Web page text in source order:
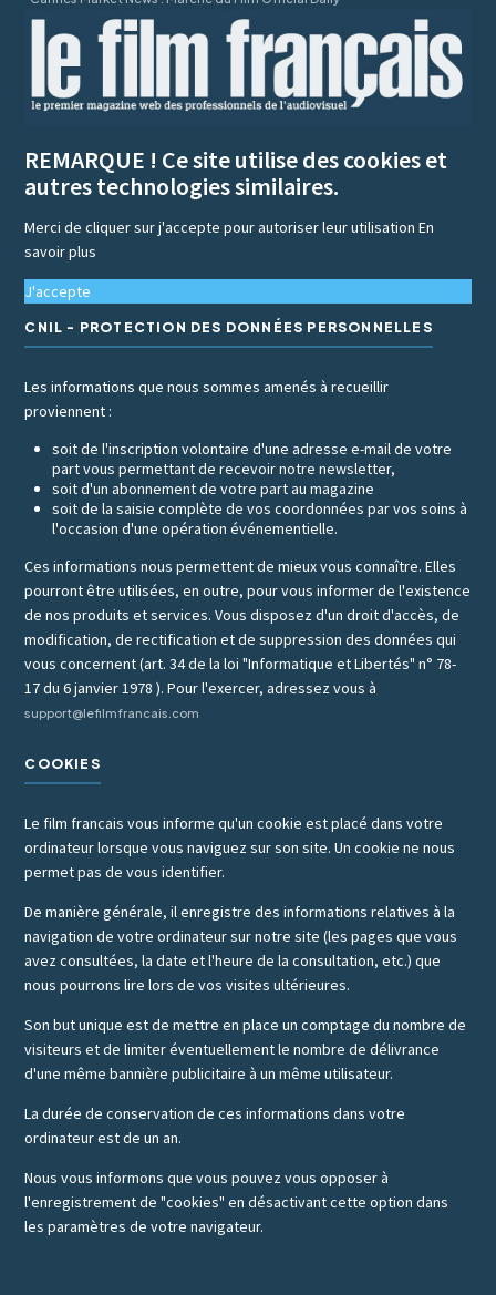
REMARQUE ! Ce site utilise des cookies et
autres technologies similaires.
Merci de cliquer sur j'accepte pour autoriser leur utilisationEn
savoir plus
J'accepte
CNIL - PROTECTION DES DONNÉES PERSONNELLES
Les informations que nous sommes amenés à recueillir
proviennent :
soit de l'inscription volontaire d'une adresse e-mail de votre
part vous permettant de recevoir notre newsletter,
soit d'un abonnement de votre part au magazine
soit de la saisie complète de vos coordonnées par vos soins à
l'occasion d'une opération événementielle.
Ces informations nous permettent de mieux vous connaître. Elles
pourront être utilisées, en outre, pour vous informer de l'existence
de nos produits et services. Vous disposez d'un droit d'accès, de
modification, de rectification et de suppression des données qui
vous concernent (art. 34 de la loi "Informatique et Libertés" n° 78-
17 du 6 janvier 1978 ). Pour l'exercer, adressez vous à
support@lefilmfrancais.com
COOKIES
Le film francais vous informe qu'un cookie est placé dans votre
ordinateur lorsque vous naviguez sur son site. Un cookie ne nous
permet pas de vous identifier.
De manière générale, il enregistre des informations relatives à la
navigation de votre ordinateur sur notre site (les pages que vous
avez consultées, la date et l'heure de la consultation, etc.) que
nous pourrons lire lors de vos visites ultérieures.
Son but unique est de mettre en place un comptage du nombre de
visiteurs et de limiter éventuellement le nombre de délivrance
d'une même bannière publicitaire à un même utilisateur.
La durée de conservation de ces informations dans votre
ordinateur est de un an.
Nous vous informons que vous pouvez vous opposer à
l'enregistrement de "cookies" en désactivant cette option dans
les paramètres de votre navigateur.